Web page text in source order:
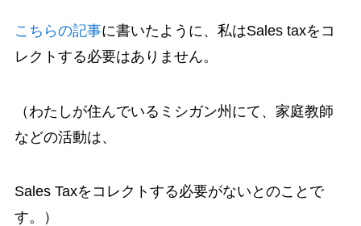
こちらの記事に書いたように、私はSales taxをコ
レクトする必要はありません。
（わたしが住んでいるミシガン州にて、家庭教師
などの活動は、
Sales Taxをコレクトする必要がないとのことで
す。）